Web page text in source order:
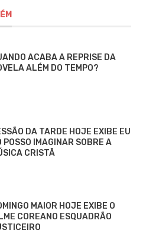
ACABA A REPRISE DA
ALÉM DO TEMPO?
DA TARDE HOJE EXIBE EU
POSSO IMAGINAR SOBRE A
CRISTÃ
MAIOR HOJE EXIBE O
COREANO ESQUADRÃO